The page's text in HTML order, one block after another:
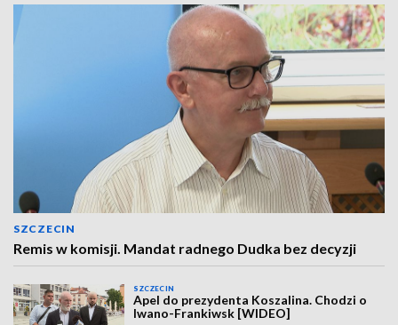
SZCZECIN
Remis w komisji. Mandat radnego Dudka bez decyzji
SZCZECIN
Apel do prezydenta Koszalina. Chodzi o
Iwano-Frankiwsk [WIDEO]